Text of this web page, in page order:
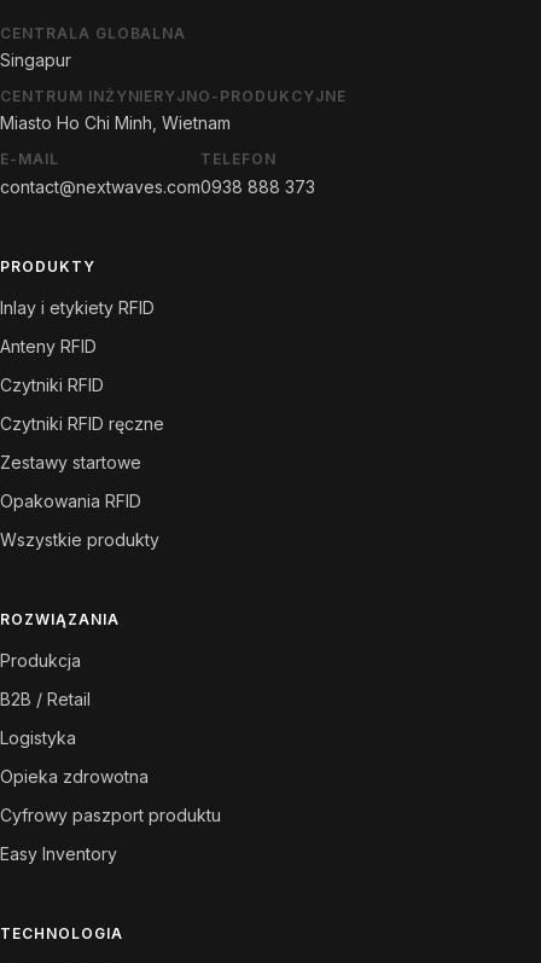
CENTRALA GLOBALNA
Singapur
CENTRUM INŻYNIERYJNO-PRODUKCYJNE
Miasto Ho Chi Minh, Wietnam
E-MAIL
contact@nextwaves.com
TELEFON
0938 888 373
PRODUKTY
Inlay i etykiety RFID
Anteny RFID
Czytniki RFID
Czytniki RFID ręczne
Zestawy startowe
Opakowania RFID
Wszystkie produkty
ROZWIĄZANIA
Produkcja
B2B / Retail
Logistyka
Opieka zdrowotna
Cyfrowy paszport produktu
Easy Inventory
TECHNOLOGIA